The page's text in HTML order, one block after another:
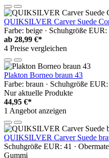
QUIKSILVER Carver Suede
Farbe: beige · Schuhgröße
ab 28,99 €*
4 Preise vergleichen
Plakton Borneo braun 43
Farbe: braun · Schuhgröße
Nur aktuelle Produkte
44,95 €*
1 Angebot anzeigen
QUIKSILVER Carver Suede
Schuhgröße EUR: 41 ·
Gummi